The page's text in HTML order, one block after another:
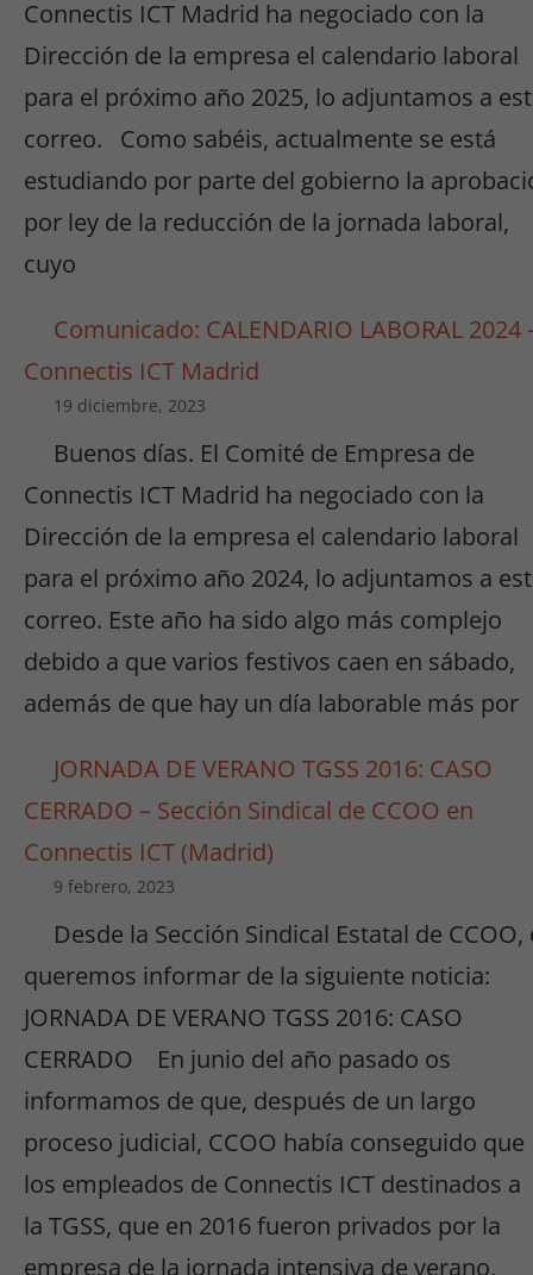
Connectis ICT Madrid ha negociado con la
Dirección de la empresa el calendario laboral
para el próximo año 2025, lo adjuntamos a
correo. Como sabéis, actualmente se está
estudiando por parte del gobierno la
por ley de la reducción de la jornada laboral,
cuyo
Comunicado: CALENDARIO LABORAL 2024
Connectis ICT Madrid
19 diciembre, 2023
Buenos días. El Comité de Empresa de
Connectis ICT Madrid ha negociado con la
Dirección de la empresa el calendario laboral
para el próximo año 2024, lo adjuntamos a
correo. Este año ha sido algo más complejo
debido a que varios festivos caen en sábado,
además de que hay un día laborable más por
JORNADA DE VERANO TGSS 2016: CASO
CERRADO – Sección Sindical de CCOO en
Connectis ICT (Madrid)
9 febrero, 2023
Desde la Sección Sindical Estatal de CCOO,
queremos informar de la siguiente noticia:
JORNADA DE VERANO TGSS 2016: CASO
CERRADO En junio del año pasado os
informamos de que, después de un largo
proceso judicial, CCOO había conseguido que
los empleados de Connectis ICT destinados a
la TGSS, que en 2016 fueron privados por la
empresa de la jornada intensiva de verano,